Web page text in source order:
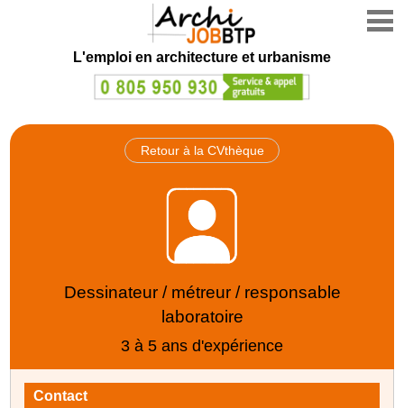
L'emploi en architecture et urbanisme
Retour à la CVthèque
Dessinateur / métreur / responsable
laboratoire
3 à 5 ans d'expérience
Contact